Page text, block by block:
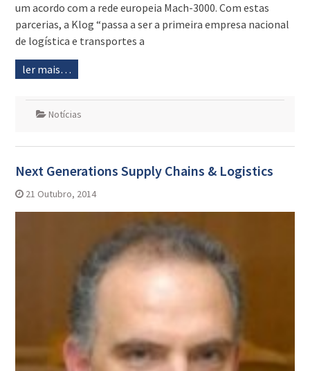
um acordo com a rede europeia Mach-3000. Com estas
parcerias, a Klog “passa a ser a primeira empresa nacional
de logística e transportes a
ler mais…
Notícias
Next Generations Supply Chains & Logistics
21 Outubro, 2014